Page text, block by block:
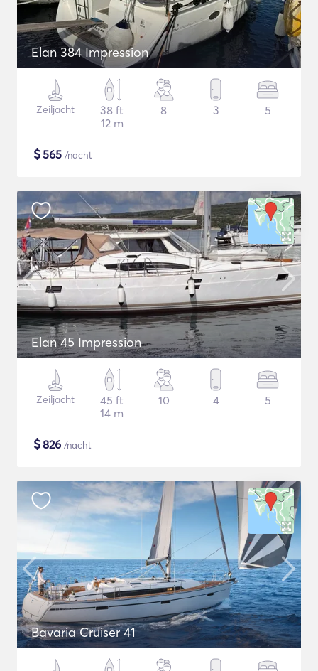
Elan 384 Impression
Zeiljacht
38 ft
12 m
8 3 5
$565 /nacht
Elan 45 Impression
Zeiljacht
45 ft
14 m
10 4 5
$826 /nacht
Bavaria Cruiser 41